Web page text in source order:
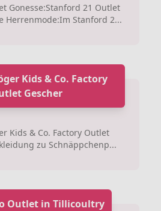
Gonesse:Stanford 21 Outlet
Herrenmode:Im Stanford 2...
Kids & Co. Factory
Gescher
Kids & Co. Factory Outlet
zu Schnäppchenp...
Outlet in Tillicoultry